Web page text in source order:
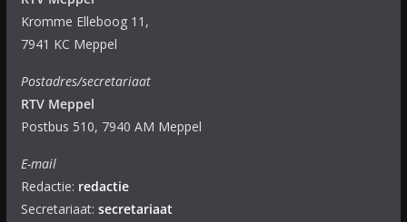
Kromme Elleboog 11,
7941 KC Meppel
Postadres/secretariaat
RTV Meppel
Postbus 510, 7940 AM Meppel
E-mail
Redactie: redactie
Secretariaat: secretariaat